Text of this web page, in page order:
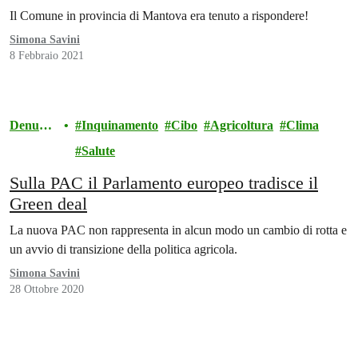
Il Comune in provincia di Mantova era tenuto a rispondere!
Simona Savini
8 Febbraio 2021
Denunci
Inquinamento Cibo Agricoltura
Clima
Salute
Sulla PAC il Parlamento europeo tradisce il
Green deal
La nuova PAC non rappresenta in alcun modo un cambio di rotta e
un avvio di transizione della politica agricola.
Simona Savini
28 Ottobre 2020